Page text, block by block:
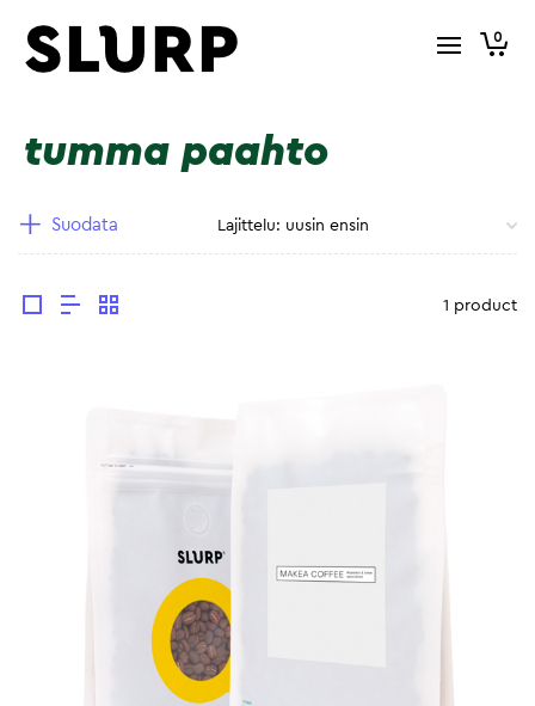
0
tumma paahto
Suodata
1 product